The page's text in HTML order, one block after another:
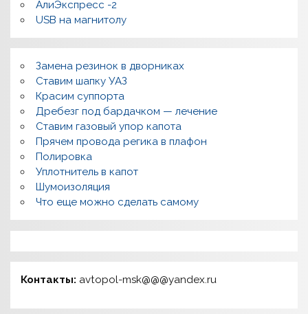
АлиЭкспресс -2
USB на магнитолу
Замена резинок в дворниках
Ставим шапку УАЗ
Красим суппорта
Дребезг под бардачком — лечение
Ставим газовый упор капота
Прячем провода регика в плафон
Полировка
Уплотнитель в капот
Шумоизоляция
Что еще можно сделать самому
Контакты: avtopol-msk@@@yandex.ru